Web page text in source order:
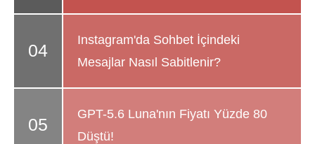
Instagram'da Sohbet İçindeki
Mesajlar Nasıl Sabitlenir?
GPT-5.6 Luna'nın Fiyatı Yüzde 80
Düştü!